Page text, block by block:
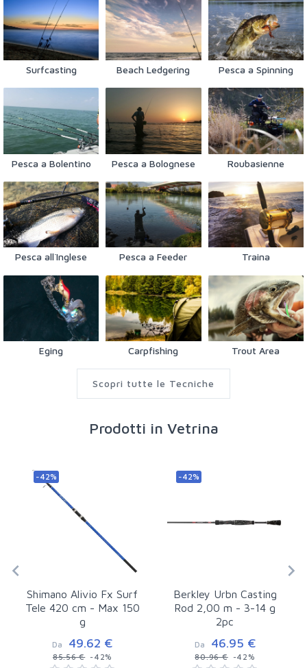
Surfcasting Beach Ledgering Pesca a Spinning
Pesca a Bolentino Pesca a Bolognese Roubasienne
Pesca all´Inglese Pesca a Feeder Traina
Eging Carpfishing Trout Area
Scopri tutte le Tecniche
Prodotti in Vetrina
-42%
Shimano Alivio Fx Surf
Tele 420 cm - Max 150
g
Da 49.62 €
85.56 €-42%
-42%
Berkley Urbn Casting
Rod 2,00 m - 3-14 g
2pc
Da 46.95 €
80.96 €-42%